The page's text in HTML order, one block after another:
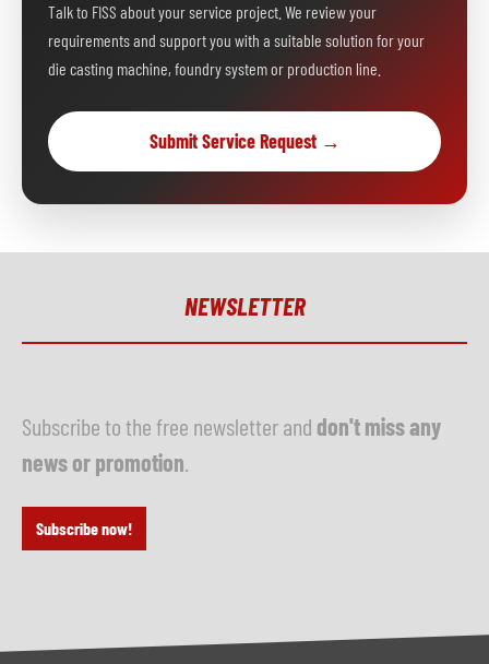
Talk to FISS about your service project. We review your
requirements and support you with a suitable solution for your
die casting machine, foundry system or production line.
Submit Service Request →
NEWSLETTER
Subscribe to the free newsletter and don't miss any
news or promotion
Subscribe now!